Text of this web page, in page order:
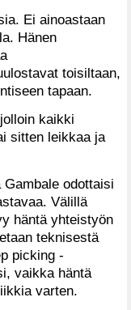
Ei ainoastaan
Hänen
toisiltaan,
tapaan.
kaikki
sitten leikkaa ja
odottaisi
Välillä
häntä yhteistyön
teknisestä
picking -
vaikka häntä
varten.